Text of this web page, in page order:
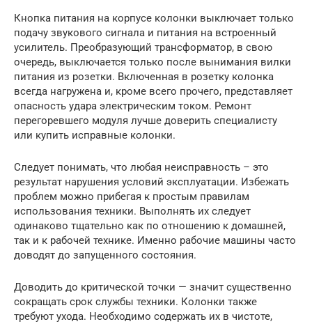
Кнопка питания на корпусе колонки выключает только
подачу звукового сигнала и питания на встроенный
усилитель. Преобразующий трансформатор, в свою
очередь, выключается только после вынимания вилки
питания из розетки. Включенная в розетку колонка
всегда нагружена и, кроме всего прочего, представляет
опасность удара электрическим током. Ремонт
перегоревшего модуля лучше доверить специалисту
или купить исправные колонки.
Следует понимать, что любая неисправность – это
результат нарушения условий эксплуатации. Избежать
проблем можно прибегая к простым правилам
использования техники. Выполнять их следует
одинаково тщательно как по отношению к домашней,
так и к рабочей технике. Именно рабочие машины часто
доводят до запущенного состояния.
Доводить до критической точки — значит существенно
сокращать срок службы техники. Колонки также
требуют ухода. Необходимо содержать их в чистоте,